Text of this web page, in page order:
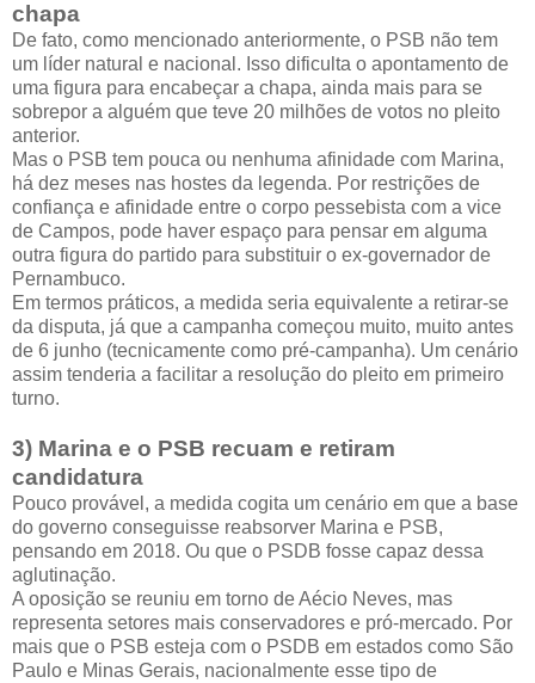
chapa
De fato, como mencionado anteriormente, o PSB não tem
um líder natural e nacional. Isso dificulta o apontamento de
uma figura para encabeçar a chapa, ainda mais para se
sobrepor a alguém que teve 20 milhões de votos no pleito
anterior.
Mas o PSB tem pouca ou nenhuma afinidade com Marina,
há dez meses nas hostes da legenda. Por restrições de
confiança e afinidade entre o corpo pessebista com a vice
de Campos, pode haver espaço para pensar em alguma
outra figura do partido para substituir o ex-governador de
Pernambuco.
Em termos práticos, a medida seria equivalente a retirar-se
da disputa, já que a campanha começou muito, muito antes
de 6 junho (tecnicamente como pré-campanha). Um cenário
assim tenderia a facilitar a resolução do pleito em primeiro
turno.
3) Marina e o PSB recuam e retiram
candidatura
Pouco provável, a medida cogita um cenário em que a base
do governo conseguisse reabsorver Marina e PSB,
pensando em 2018. Ou que o PSDB fosse capaz dessa
aglutinação.
A oposição se reuniu em torno de Aécio Neves, mas
representa setores mais conservadores e pró-mercado. Por
mais que o PSB esteja com o PSDB em estados como São
Paulo e Minas Gerais, nacionalmente esse tipo de